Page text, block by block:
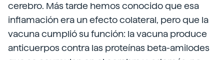
cerebro. Más tarde hemos conocido que esa
inflamación era un efecto colateral, pero que la
vacuna cumplió su función: la vacuna produce
anticuerpos contra las proteínas beta-amilodes